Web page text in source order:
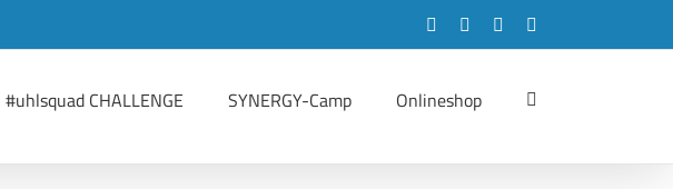
FacebookInstagramLinkedIn
#uhlsquad CHALLENGE SYNERGY-Camp Onlineshop